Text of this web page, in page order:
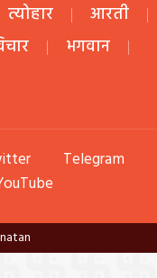
त्योहार
आरती
भगवान
Telegram